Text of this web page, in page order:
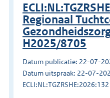
Regionaal
H2025/8705
Datum publicatie: 22-07-
Datum uitspraak: 22-07-
ECLI:NL:TGZRSHE:2026:132